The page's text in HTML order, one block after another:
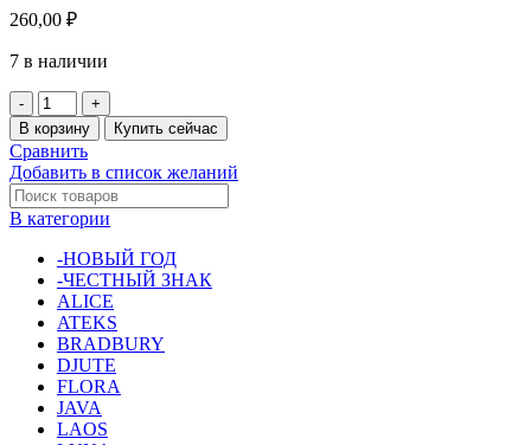
260,00 ₽
7 в наличии
Количество
товара
Держатель
для
бумажного
полотенца,
черный
В корзину Купить сейчас
Сравнить
Добавить в список желаний
В категории
-НОВЫЙ ГОД
-ЧЕСТНЫЙ ЗНАК
ALICE
ATEKS
BRADBURY
DJUTE
FLORA
JAVA
LAOS